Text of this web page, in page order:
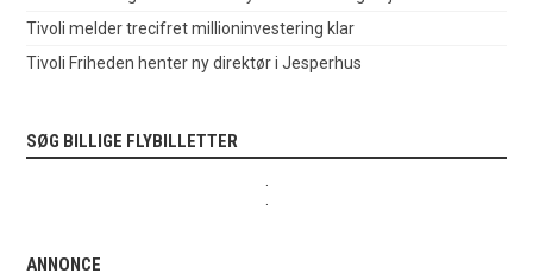
Tivoli melder trecifret millioninvestering klar
Tivoli Friheden henter ny direktør i Jesperhus
SØG BILLIGE FLYBILLETTER
ANNONCE